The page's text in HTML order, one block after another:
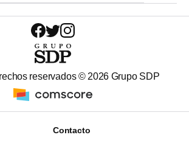
reservados © 2026 Grupo SDP
Contacto